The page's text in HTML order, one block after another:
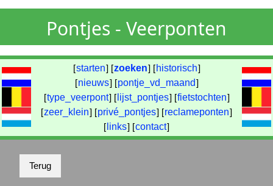
Pontjes - Veerponten
[starten] [zoeken] [ historisch]
[nieuws] [pontje_vd_maand]
[type_veerpont] [ lijst_pontjes] [fietstochten]
[zeer_klein] [privé_pontjes] [reclameponten]
[ links] [contact]